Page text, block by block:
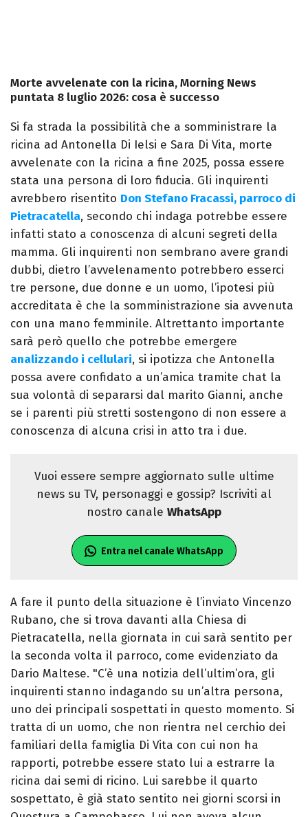
Morte avvelenate con la ricina, Morning News
puntata 8 luglio 2026: cosa è successo
Si fa strada la possibilità che a somministrare la
ricina ad Antonella Di Ielsi e Sara Di Vita, morte
avvelenate con la ricina a fine 2025, possa essere
stata una persona di loro fiducia. Gli inquirenti
avrebbero risentito Don Stefano Fracassi, parroco di
Pietracatella, secondo chi indaga potrebbe essere
infatti stato a conoscenza di alcuni segreti della
mamma. Gli inquirenti non sembrano avere grandi
dubbi, dietro l’avvelenamento potrebbero esserci
tre persone, due donne e un uomo, l’ipotesi più
accreditata è che la somministrazione sia avvenuta
con una mano femminile. Altrettanto importante
sarà però quello che potrebbe emergere
analizzando i cellulari, si ipotizza che Antonella
possa avere confidato a un’amica tramite chat la
sua volontà di separarsi dal marito Gianni, anche
se i parenti più stretti sostengono di non essere a
conoscenza di alcuna crisi in atto tra i due.
Vuoi essere sempre aggiornato sulle ultime
news su TV, personaggi e gossip? Iscriviti al
nostro canale WhatsApp
Entra nel canale WhatsApp
A fare il punto della situazione è l’inviato Vincenzo
Rubano, che si trova davanti alla Chiesa di
Pietracatella, nella giornata in cui sarà sentito per
la seconda volta il parroco, come evidenziato da
Dario Maltese. "C’è una notizia dell’ultim’ora, gli
inquirenti stanno indagando su un’altra persona,
uno dei principali sospettati in questo momento. Si
tratta di un uomo, che non rientra nel cerchio dei
familiari della famiglia Di Vita con cui non ha
rapporti, potrebbe essere stato lui a estrarre la
ricina dai semi di ricino. Lui sarebbe il quarto
sospettato, è già stato sentito nei giorni scorsi in